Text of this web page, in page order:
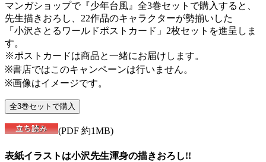
マンガショップで『少年台風』全3巻セットで購入すると、
先生描きおろし、22作品のキャラクターが勢揃いした
「小沢さとるワールドポストカード」2枚セットを進呈しま
す。
※ポストカードは商品と一緒にお届けします。
※書店ではこのキャンペーンは行いません。
※画像はイメージです。
(PDF 約1MB)
表紙イラストは小沢先生渾身の描きおろし!!